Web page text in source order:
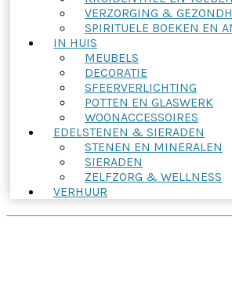
VERZORGING &
SPIRITUELE BOEKEN EN
IN HUIS
MEUBELS
DECORATIE
SFEERVERLICHTING
POTTEN EN GLASWERK
WOONACCESSOIRES
EDELSTENEN & SIERADEN
STENEN EN MINERALEN
SIERADEN
ZELFZORG & WELLNESS
VERHUUR